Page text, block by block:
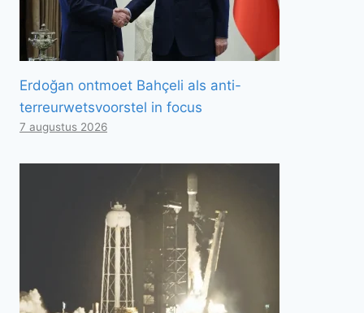
Erdoğan ontmoet Bahçeli als anti-
terreurwetsvoorstel in focus
7 augustus 2026